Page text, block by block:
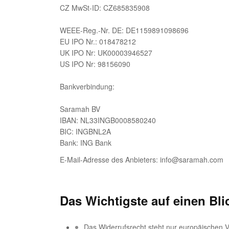
CZ MwSt-ID: CZ685835908
WEEE-Reg.-Nr. DE: DE1159891098696
EU IPO Nr.: 018478212
UK IPO Nr: UK00003946527
US IPO Nr: 98156090
Bankverbindung:
Saramah BV
IBAN: NL33INGB0008580240
BIC: INGBNL2A
Bank: ING Bank
E-Mail-Adresse des Anbieters: info@saramah.com
Das Wichtigste auf einen
Das Widerrufsrecht steht nur europäischen